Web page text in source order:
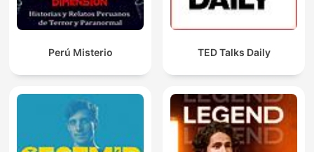
Perú Misterio TED Talks Daily